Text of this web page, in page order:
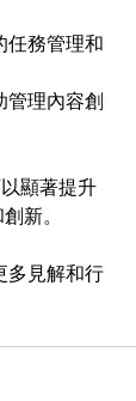
任務管理和
管理內容創
顯著提升
新。
多見解和行